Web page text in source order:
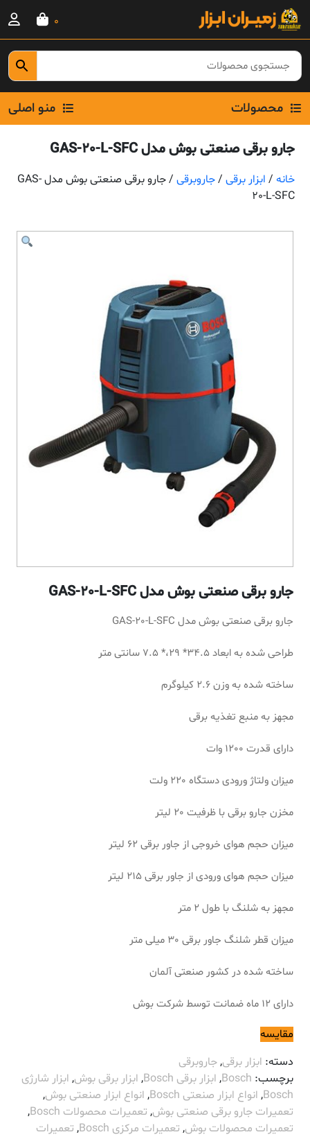
Skip
content
0
محصولات منو اصلی
جارو برقی صنعتی بوش مدل GAS-20-L-SFC
خانه / ابزار برقی /جاروبرقی
/ جارو برقی صنعتی بوش مدل GAS-
20-L-SFC
جارو برقی صنعتی بوش مدل GAS-20-L-SFC
جارو برقی صنعتی بوش مدل GAS-20-L-SFC
طراحی شده به ابعاد 34.5* 29،* 7.5 سانتی متر
ساخته شده به وزن 2.6 کیلوگرم
مجهز به منبع تغذیه برقی
دارای قدرت 1200 وات
میزان ولتاژ ورودی دستگاه 220 ولت
مخزن جارو برقی با ظرفیت 20 لیتر
میزان حجم هوای خروجی از جاور برقی 62 لیتر
میزان حجم هوای ورودی از جاور برقی 215 لیتر
مجهز به شلنگ با طول 2 متر
میزان قطر شلنگ جاور برقی 30 میلی متر
ساخته شده در کشور صنعتی آلمان
دارای 12 ماه ضمانت توسط شرکت بوش
مقایسه
دسته: ابزار برقی,جاروبرقی
برچسب: Bosch
, ابزار برقی Bosch , ابزار برقی بوش, ابزار شارژی
Bosch
, انواع ابزار صنعتی Bosch , انواع ابزار صنعتی بوش,
تعمیرات جارو برقی صنعتی بوش, تعمیرات محصولات Bosch
,
تعمیرات محصولات بوش, تعمیرات مرکزی Bosch , تعمیرات